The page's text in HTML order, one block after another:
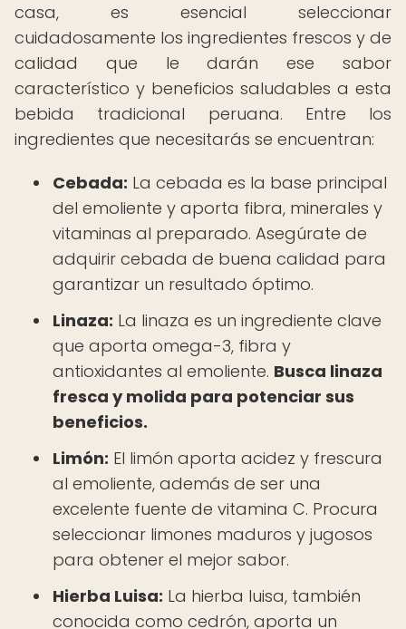
casa, es esencial seleccionar
cuidadosamente los ingredientes frescos y de
calidad que le darán ese sabor
característico y beneficios saludables a esta
bebida tradicional peruana. Entre los
ingredientes que necesitarás se encuentran:
Cebada: La cebada es la base principal
del emoliente y aporta fibra, minerales y
vitaminas al preparado. Asegúrate de
adquirir cebada de buena calidad para
garantizar un resultado óptimo.
Linaza: La linaza es un ingrediente clave
que aporta omega-3, fibra y
antioxidantes al emoliente. Busca linaza
fresca y molida para potenciar sus
beneficios.
Limón: El limón aporta acidez y frescura
al emoliente, además de ser una
excelente fuente de vitamina C. Procura
seleccionar limones maduros y jugosos
para obtener el mejor sabor.
Hierba Luisa: La hierba luisa, también
conocida como cedrón, aporta un